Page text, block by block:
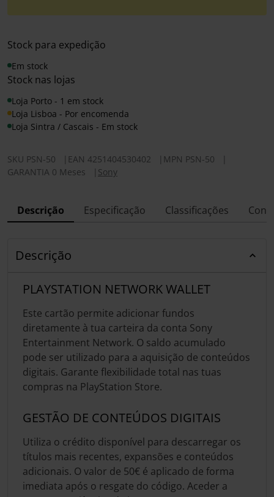
Stock para expedição
Em stock
Stock nas lojas
Loja Porto - 1 em stock
Loja Lisboa - Por encomenda
Loja Sintra / Cascais - Em stock
SKU PSN-50 EAN 4251404530402 MPN PSN-50
GARANTIA 0 Meses
Sony
Descrição Especificação Classificações
Descrição
PLAYSTATION NETWORK WALLET
Este cartão permite adicionar fundos
diretamente à tua carteira da conta Sony
Entertainment Network. O saldo acumulado
pode ser utilizado para a aquisição de conteúdos
digitais. Garante flexibilidade total nas tuas
compras na PlayStation Store.
GESTÃO DE CONTEÚDOS DIGITAIS
Utiliza o crédito disponível para descarregar os
títulos mais recentes, expansões e conteúdos
adicionais. O valor de 50€ é aplicado de forma
imediata após o resgate do código. Aceder a